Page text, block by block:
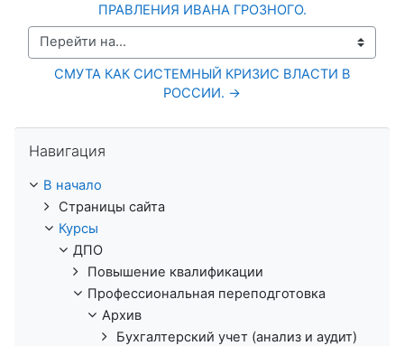
ПРАВЛЕНИЯ ИВАНА ГРОЗНОГО.
Перейти на...
РОССИИ. →
Навигация
В начало
Страницы сайта
Курсы
ДПО
Повышение квалификации
Профессиональная переподготовка
Архив
Бухгалтерский учет (анализ и аудит)